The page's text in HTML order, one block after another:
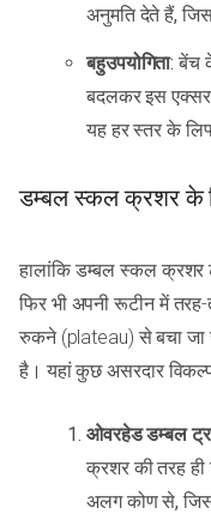
अनुमति देते हैं,
बहुउपयोगिता: बेंच
बदलकर इस
यह हर स्तर के
डम्बल स्कल क्रशर के
हालांकि डम्बल स्कल क्रशर
फिर भी अपनी रूटीन में
रुकने (plateau) से बचा जा
है। यहां कुछ असरदार
ओवरहेड डम्बल
क्रशर की तरह ही
अलग कोण से,